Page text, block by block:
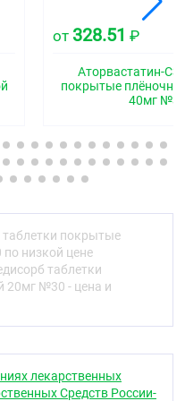
- ГМГ-КоА-
конкурентный
ключевого
предшественника
Синтетическое
гетерозиготной
несемейными
;(ХС),
плотности (ХС-
В), а также
от 328.51 ₽
Аторвастатин-СЗ
покрытые
40мг
покрытые
низкой цене
таблетки
20мг №30 - цена и
лекарственных
Средств России-